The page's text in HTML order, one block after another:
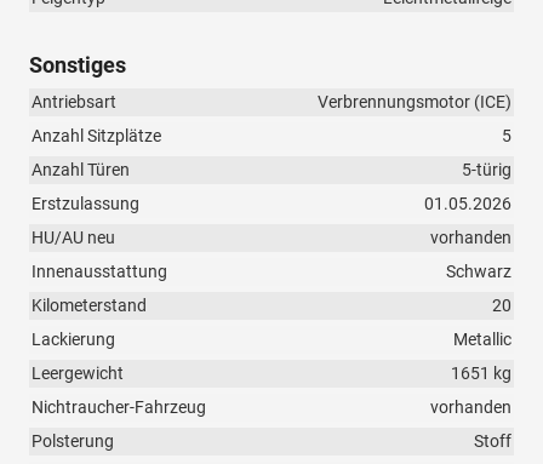
Sonstiges
Antriebsart
Verbrennungsmotor (ICE)
Anzahl Sitzplätze
5
Anzahl Türen
5-türig
Erstzulassung
01.05.2026
HU/AU neu
vorhanden
Innenausstattung
Schwarz
Kilometerstand
20
Lackierung
Metallic
Leergewicht
1651 kg
Nichtraucher-Fahrzeug
vorhanden
Polsterung
Stoff